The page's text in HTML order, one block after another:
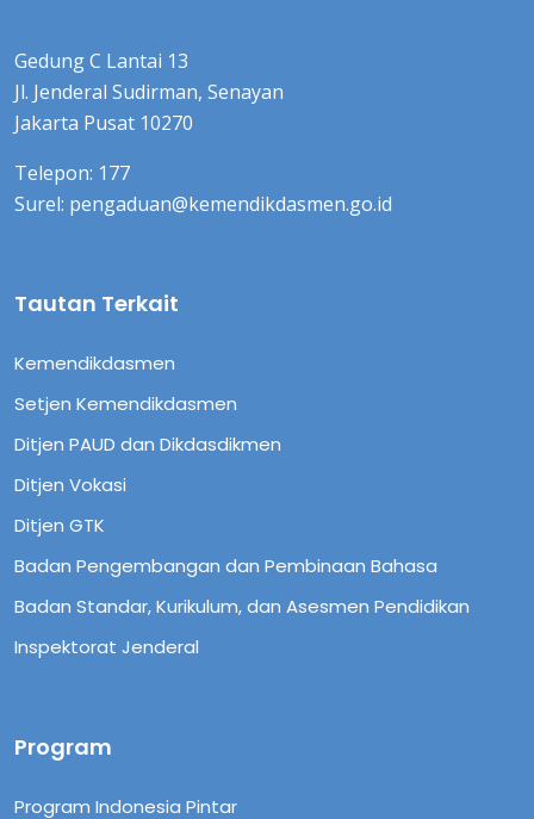
Gedung C Lantai 13
Jl. Jenderal Sudirman, Senayan
Jakarta Pusat 10270
Telepon: 177
Surel: pengaduan@kemendikdasmen.go.id
Tautan Terkait
Kemendikdasmen
Setjen Kemendikdasmen
Ditjen PAUD dan Dikdasdikmen
Ditjen Vokasi
Ditjen GTK
Badan Pengembangan dan Pembinaan Bahasa
Badan Standar, Kurikulum, dan Asesmen Pendidikan
Inspektorat Jenderal
Program
Program Indonesia Pintar